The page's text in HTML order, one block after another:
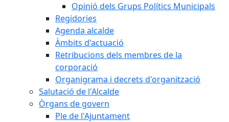
Opinió dels Grups Polítics Municipals
Regidories
Agenda alcalde
Àmbits d'actuació
Retribucions dels membres de la
corporació
Organigrama i decrets d'organització
Salutació de l'Alcalde
Òrgans de govern
Ple de l'Ajuntament